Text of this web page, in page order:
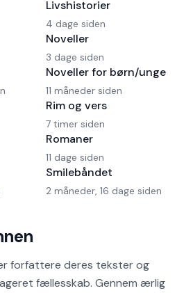
forfattere deres tekster og
fællesskab. Gennem ærlig
Livshistorier
4 dage siden
Noveller
3 dage siden
Noveller for børn/unge
11 måneder siden
Rim og vers
7 timer siden
Romaner
11 dage siden
Smilebåndet
2 måneder, 16 dage siden